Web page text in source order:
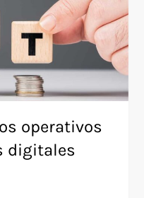
operativos
digitales